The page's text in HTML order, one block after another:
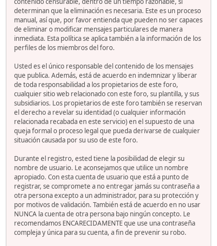
determinan que la eliminación es necesaria. Este es un proceso
manual, así que, por favor entienda que pueden no ser capaces
de eliminar o modificar mensajes particulares de manera
inmediata. Esta política se aplica también a la información de los
perfiles de los miembros del foro.
Usted es el único responsable del contenido de los mensajes
que publica. Además, está de acuerdo en indemnizar y liberar
de toda responsabilidad a los propietarios de este foro,
cualquier sitio web relacionado con este foro, su plantilla, y sus
subsidiarios. Los propietarios de este foro también se reservan
el derecho a revelar su identidad (o cualquier información
relacionada recabada en este servicio) en el supuesto de una
queja formal o proceso legal que pueda derivarse de cualquier
situación causada por su uso de este foro.
Durante el registro, ested tiene la posibilidad de elegir su
nombre de usuario. Le aconsejamos que utilice un nombre
apropiado. Con esta cuenta de usuario que está a punto de
registrar, se compromete a no entregar jamás su contraseña a
otra persona excepto a un administrador, para su protección y
por motivos de validación. También está de acuerdo en no usar
NUNCA la cuenta de otra persona bajo ningún concepto. Le
recomendamos ENCARECIDAMENTE que use una contraseña
compleja y única para su cuenta, a fin de prevenir su robo.